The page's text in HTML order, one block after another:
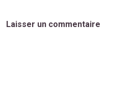
Laisser un commentaire